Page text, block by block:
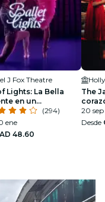
J Fox Theatre
Lights: La Bella
en un
deslumbrante
(294)
ene
48.60
The
20 sep
Desde